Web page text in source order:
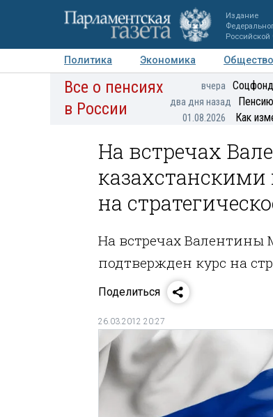
Издание
Российской
Политика Экономика Общество
Авторы Персоны Мнения
Все о пенсиях
в России
вчера
два дня назад
01.08.2026 Как
На встречах
на
На встречах Валентины
подтвержден курс на
Поделиться
26.03.2012 20:27